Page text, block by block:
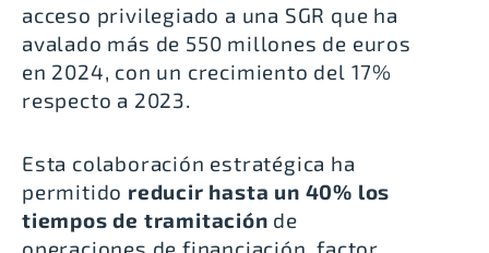
acceso privilegiado a una SGR que ha
avalado más de 550 millones de euros
en 2024, con un crecimiento del 17%
respecto a 2023.
Esta colaboración estratégica ha
permitido reducir hasta un 40% los
tiempos de tramitación de
operaciones de financiación, factor